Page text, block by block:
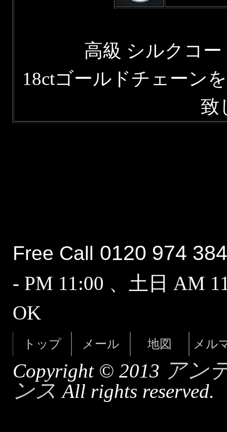
高級 シルクコ
18ctゴールドチェーン
致
Free Call 0120 974 384
- PM 11:00 、土日 AM
OK
トップ メール 地図 メル
Copyright © 2013 アン
ンス All rights reserved.